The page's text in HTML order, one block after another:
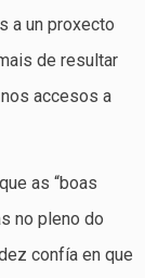
a un proxecto
de resultar
accesos a
as “boas
no pleno do
confía en que